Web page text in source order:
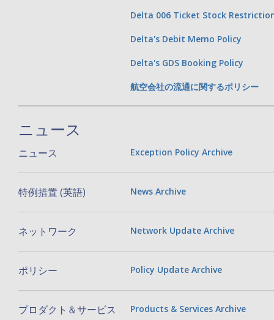
Delta 006 Ticket Stock
Delta's Debit Memo Policy
Delta's GDS Booking Policy
航空会社の流通に関するポリシー
ニュース
ニュース Exception Policy Archive
特例措置 (英語) News Archive
ネットワーク Network Update Archive
ポリシー Policy Update Archive
プロダクト＆サービス Products & Services Archive